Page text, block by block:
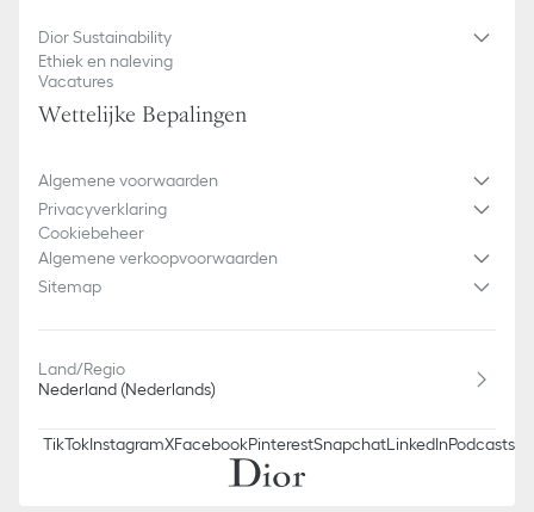
Dior Sustainability
Ethiek en naleving
Vacatures
Wettelijke Bepalingen
Algemene voorwaarden
Privacyverklaring
Cookiebeheer
Algemene verkoopvoorwaarden
Sitemap
Land/Regio
Nederland (Nederlands)
TikTokInstagramXFacebookPinterestSnapchatLinkedInPodcasts